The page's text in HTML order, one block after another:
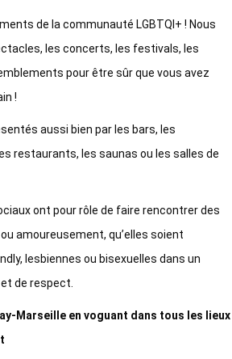
de la communauté LGBTQI+ ! Nous
les concerts, les festivals, les
pour être sûr que vous avez
!
aussi bien par les bars, les
restaurants, les saunas ou les salles de
ont pour rôle de faire rencontrer des
amoureusement, qu’elles soient
lesbiennes ou bisexuelles dans un
de respect.
Marseille en voguant dans tous les lieux